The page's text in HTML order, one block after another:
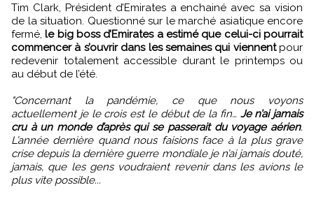
Tim Clark, Président d’Emirates a enchainé avec sa vision
de la situation. Questionné sur le marché asiatique encore
fermé,le big boss d’Emirates a estimé que celui-ci pourrait
commencer à s’ouvrir dans les semaines qui viennentpour
redevenir totalement accessible durant le printemps ou
au début de l’été.
"Concernant la pandémie, ce que nous voyons
actuellement je le crois est le début de la fin… Je n’ai jamais
cru à un monde d’après qui se passerait du voyage aérien.
L’année dernière quand nous faisions face à la plus grave
crise depuis la dernière guerre mondiale je n’ai jamais douté,
jamais, que les gens voudraient revenir dans les avions le
plus vite possible...